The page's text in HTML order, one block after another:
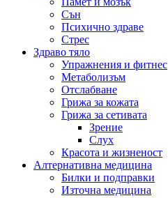
Сън
Психично здраве
Стрес
Здраво тяло
Упражнения и фитнес
Метаболизъм
Отслабване
Грижа за кожата
Грижа за сетивата
Зрение
Слух
Красота и жизненост
Алтернативна медицина
Билки и подправки
Източна медицина